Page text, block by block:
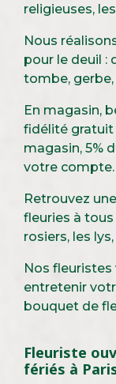
religieuses,
Nous
pour le deuil :
tombe,
En magasin,
fidélité gratuit
magasin, 5%
votre compte.
Retrouvez
fleuries à tous
rosiers, les
Nos
entretenir
bouquet de
Fleuriste
fériés à